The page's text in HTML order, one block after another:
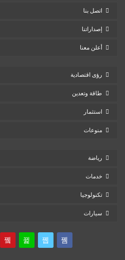
اتصل بنا
إصداراتنا
أعلن معنا
رؤى اقتصادية
طاقة وتعدين
استثمار
منوعات
رياضة
خدمات
تكنولوجيا
سيارات